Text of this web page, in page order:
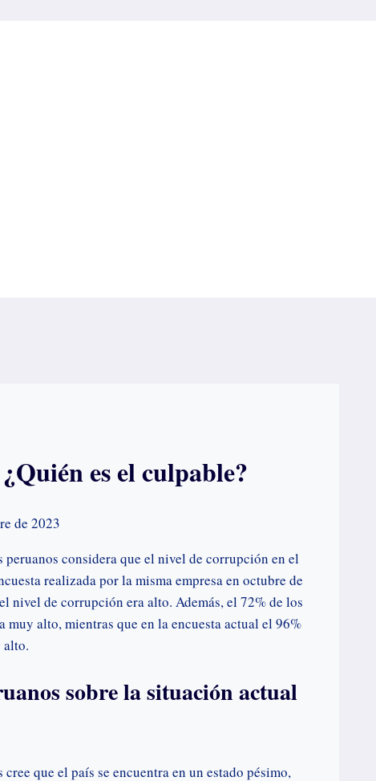
es el culpable?
de 2023
considera que el nivel de corrupción en el
realizada por la misma empresa en octubre de
nivel de corrupción era alto. Además, el 72% de los
alto, mientras que en la encuesta actual el 96%
alto.
sobre la situación actual
que el país se encuentra en un estado pésimo,